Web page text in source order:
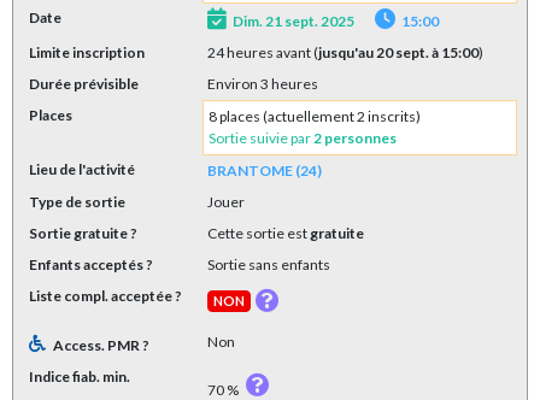
Date
Dim. 21 sept. 2025
15:00
Limite inscription
24 heures avant (jusqu'au 20 sept. à 15:00)
Durée prévisible
Environ 3 heures
Places
8 places (actuellement 2 inscrits)
Sortie suivie par 2 personnes
Lieu de l'activité
BRANTOME (24)
Type de sortie
Jouer
Sortie gratuite ?
Cette sortie est gratuite
Enfants acceptés ?
Sortie sans enfants
Liste compl. acceptée ?
NON
Access. PMR ?
Non
Indice fiab. min.
70 %